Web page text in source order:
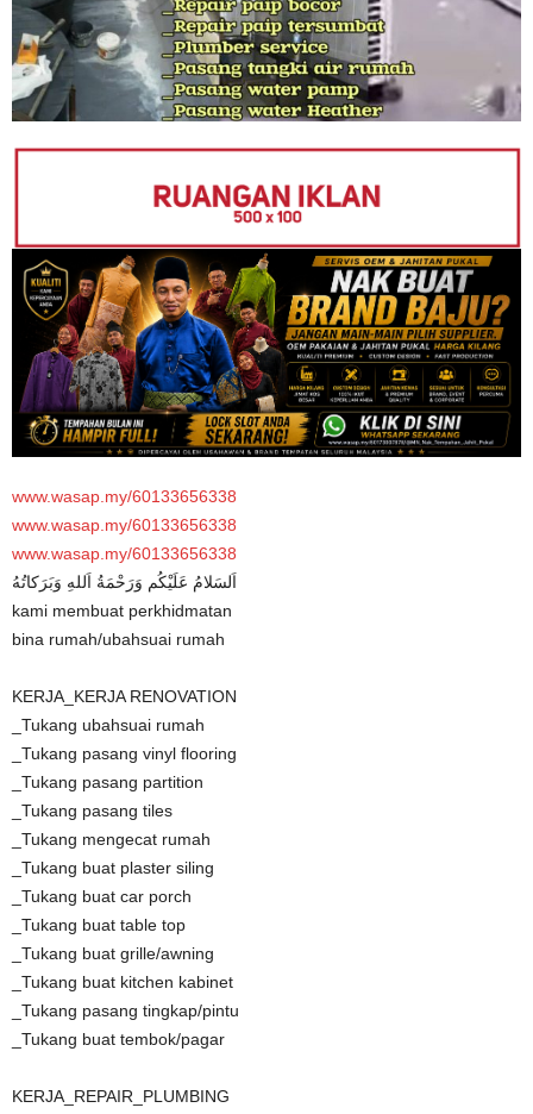
www.wasap.my/60133656338
www.wasap.my/60133656338
www.wasap.my/60133656338
اَلسَلامُ عَلَيْكُم وَرَحْمَةُ اَللهِ وَبَرَكاتُهُ
kami membuat perkhidmatan
bina rumah/ubahsuai rumah
KERJA_KERJA RENOVATION
_Tukang ubahsuai rumah
_Tukang pasang vinyl flooring
_Tukang pasang partition
_Tukang pasang tiles
_Tukang mengecat rumah
_Tukang buat plaster siling
_Tukang buat car porch
_Tukang buat table top
_Tukang buat grille/awning
_Tukang buat kitchen kabinet
_Tukang pasang tingkap/pintu
_Tukang buat tembok/pagar
KERJA_REPAIR_PLUMBING